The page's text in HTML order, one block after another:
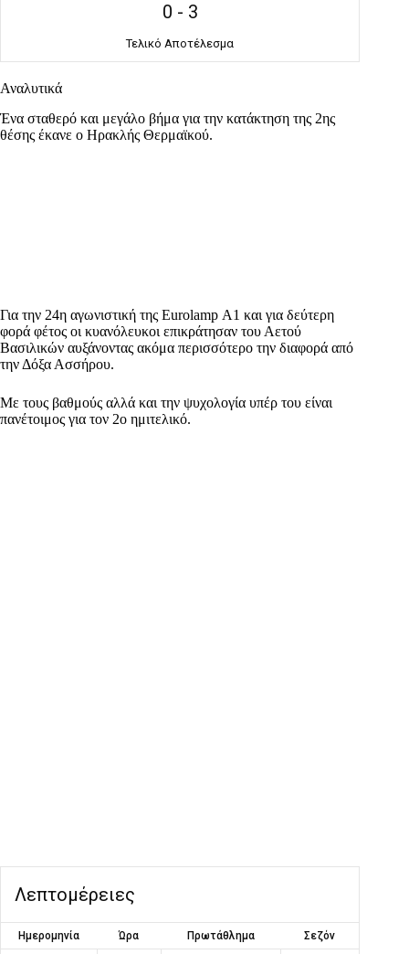
0 - 3
Τελικό Αποτέλεσμα
Αναλυτικά
Ένα σταθερό και μεγάλο βήμα για την κατάκτηση της 2ης
θέσης έκανε ο Ηρακλής Θερμαϊκού.
Για την 24η αγωνιστική της Eurolamp Α1 και για δεύτερη
φορά φέτος οι κυανόλευκοι επικράτησαν του Αετού
Βασιλικών αυξάνοντας ακόμα περισσότερο την διαφορά από
την Δόξα Ασσήρου.
Με τους βαθμούς αλλά και την ψυχολογία υπέρ του είναι
πανέτοιμος για τον 2ο ημιτελικό.
Λεπτομέρειες
Ημερομηνία Ώρα Πρωτάθλημα Σεζόν